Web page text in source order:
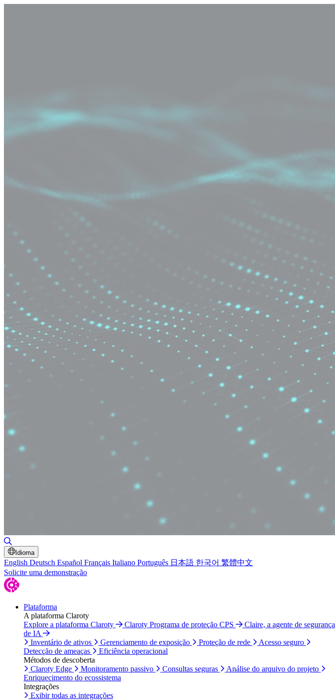
Idioma
English Deutsch Español Français Italiano Português 日本語 한국어 繁體中文
Solicite uma demonstração
Plataforma
A plataforma Claroty
Explore a plataforma Claroty
Claroty Programa de proteção CPS
Claire, a agente de segurança
de IA
Inventário de ativos
Gerenciamento de exposição Proteção de rede
Acesso seguro
Detecção de ameaças
Eficiência operacional
Métodos de descoberta
Claroty Edge
Monitoramento passivo Consultas seguras
Análise do arquivo do projeto
Enriquecimento do ecossistema
Integrações
Exibir todas as integrações